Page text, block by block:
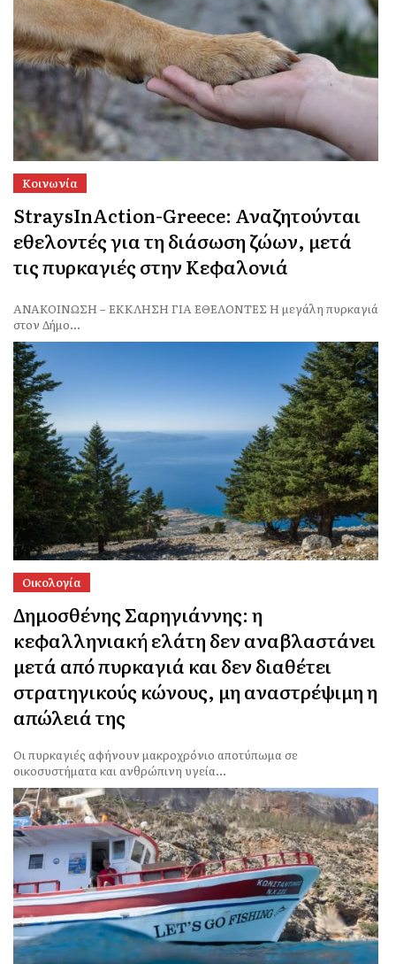
Κοινωνία
StraysInAction-Greece: Αναζητούνται
εθελοντές για τη διάσωση ζώων, μετά
τις πυρκαγιές στην Κεφαλονιά
ΑΝΑΚΟΙΝΩΣΗ – ΕΚΚΛΗΣΗ ΓΙΑ ΕΘΕΛΟΝΤΕΣ Η μεγάλη πυρκαγιά
στον Δήμο...
Οικολογία
Δημοσθένης Σαρηγιάννης: η
κεφαλληνιακή ελάτη δεν αναβλαστάνει
μετά από πυρκαγιά και δεν διαθέτει
στρατηγικούς κώνους, μη αναστρέψιμη η
απώλειά της
Οι πυρκαγιές αφήνουν μακροχρόνιο αποτύπωμα σε
οικοσυστήματα και ανθρώπινη υγεία...